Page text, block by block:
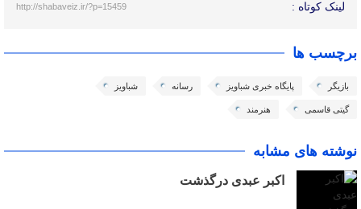
لینک کوتاه : http://shabaveiz.ir/?p=15459
برچسب ها
بازیگر پایگاه خبری شباویز رسانه شباویز
گیتی قاسمی هنرمند
نوشته های مشابه
اکبر عبدی درگذشت